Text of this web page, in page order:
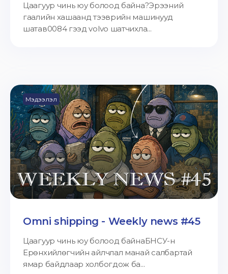
Цаагуур чинь юу болоод байна?Эрээний
гаалийн хашаанд тээврийн машинууд
шатав0084 гээд volvo шатчихла...
Мэдээлэл
Omni shipping - Weekly news #45
Цаагуур чинь юу болоод байнаБНСУ-н
Ерөнхийлөгчийн айлчлал манай салбартай
ямар байдлаар холбогдож ба...